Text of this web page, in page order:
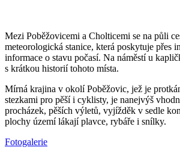
Mezi Poběžovicemi a Cholticemi se na půli
meteorologická stanice, která poskytuje přes
informace o stavu počasí. Na náměstí u
s krátkou historií tohoto místa.
Mírná krajina v okolí Poběžovic, jež je
stezkami pro pěší i cyklisty, je nanejvýš
procházek, pěších výletů, vyjížděk v sedle
plochy území lákají plavce, rybáře i snílky.
Fotogalerie